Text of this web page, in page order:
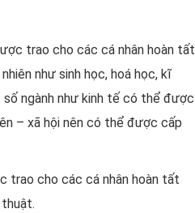
trao cho các cá nhân hoàn tất
như sinh học, hoá học, kĩ
ngành như kinh tế có thể được
– xã hội nên có thể được cấp
trao cho các cá nhân hoàn tất